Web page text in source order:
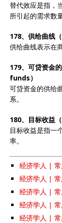
替代效应是指，
所引起的需求数
178、供给曲线
供给曲线表示在
179、可贷资金
funds）
可贷资金的供给
系。
180、目标收益
目标收益是指一
率。
经济学人 | 常
经济学人 | 常
经济学人 | 常
经济学人 | 常
经济学人 | 常